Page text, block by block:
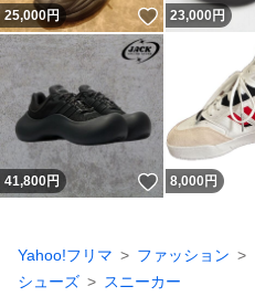
25,000円 いいね！
23,000円
41,800円 いいね！
8,000 円
Yahoo!フリマ ファッション
シューズ
スニーカー